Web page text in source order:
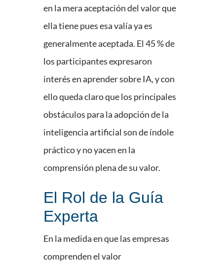
en la mera aceptación del valor que
ella tiene pues esa valía ya es
generalmente aceptada. El 45 % de
los participantes expresaron
interés en aprender sobre IA, y con
ello queda claro que los principales
obstáculos para la adopción de la
inteligencia artificial son de índole
práctico y no yacen en la
comprensión plena de su valor.
El Rol de la Guía
Experta
En la medida en que las empresas
comprenden el valor